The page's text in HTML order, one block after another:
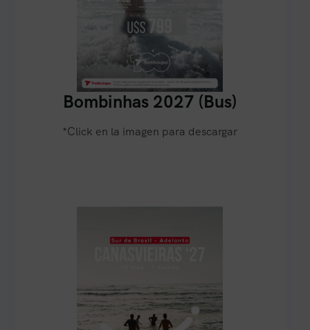
Bombinhas 2027 (Bus)
*Click en la imagen para descargar